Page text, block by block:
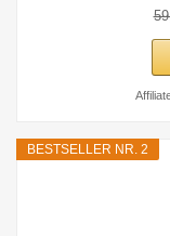
BESTSELLER NR. 2